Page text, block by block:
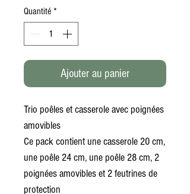
Quantité *
Ajouter au panier
Trio poêles et casserole avec poignées
amovibles
Ce pack contient une casserole 20 cm,
une poêle 24 cm, une poêle 28 cm, 2
poignées amovibles et 2 feutrines de
protection